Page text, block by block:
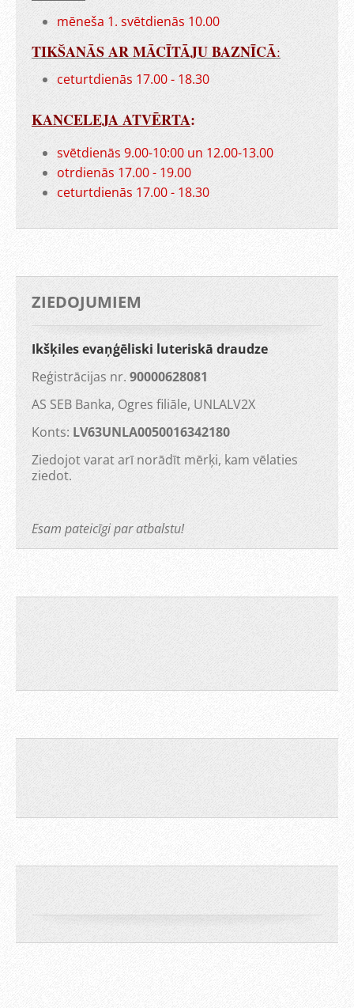
mēneša 1. svētdienās 10.00
TIKŠANĀS AR MĀCĪTĀJU BAZNĪCĀ:
ceturtdienās 17.00 - 18.30
KANCELEJA ATVĒRTA:
svētdienās 9.00-10:00 un 12.00-13.00
otrdienās 17.00 - 19.00
ceturtdienās 17.00 - 18.30
ZIEDOJUMIEM
Ikšķiles evaņģēliski luteriskā draudze
Reģistrācijas nr. 90000628081
AS SEB Banka, Ogres filiāle, UNLALV2X
Konts: LV63UNLA0050016342180
Ziedojot varat arī norādīt mērķi, kam vēlaties
ziedot.
Esam pateicīgi par atbalstu!